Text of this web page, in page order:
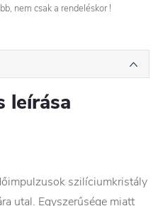
nem csak a rendeléskor !
leírása
szilíciumkristály
utal. Egyszerűsége miatt